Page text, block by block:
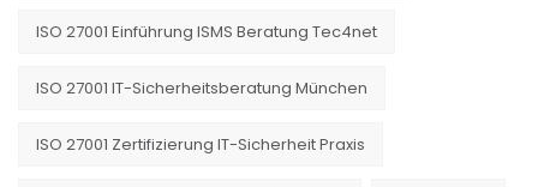
ISO 27001 Einführung ISMS Beratung Tec4net
ISO 27001 IT-Sicherheitsberatung München
ISO 27001 Zertifizierung IT-Sicherheit Praxis